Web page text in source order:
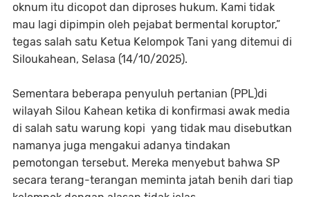
oknum itu dicopot dan diproses hukum. Kami tidak
mau lagi dipimpin oleh pejabat bermental koruptor,”
tegas salah satu Ketua Kelompok Tani yang ditemui di
Siloukahean, Selasa (14/10/2025).
Sementara beberapa penyuluh pertanian (PPL)di
wilayah Silou Kahean ketika di konfirmasi awak media
di salah satu warung kopi yang tidak mau disebutkan
namanya juga mengakui adanya tindakan
pemotongan tersebut. Mereka menyebut bahwa SP
secara terang-terangan meminta jatah benih dari tiap